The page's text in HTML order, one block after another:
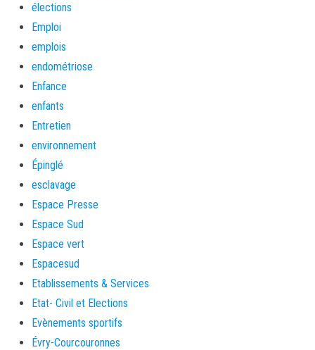
élections
Emploi
emplois
endométriose
Enfance
enfants
Entretien
environnement
Épinglé
esclavage
Espace Presse
Espace Sud
Espace vert
Espacesud
Etablissements & Services
Etat- Civil et Elections
Evènements sportifs
Évry-Courcouronnes